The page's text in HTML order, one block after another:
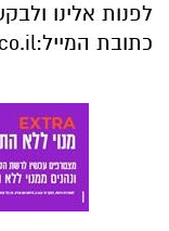
לפנות אלינו
כתובת המייל: